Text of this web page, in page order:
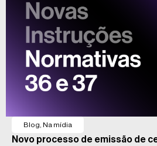
Blog Na mídia
Novo processo de emissão de